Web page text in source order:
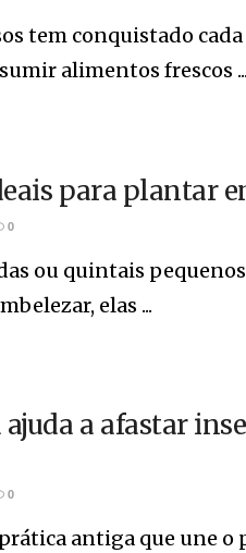
tem conquistado
alimentos frescos ...
para plantar
0
ou quintais
elas ...
a afastar
0
antiga que une o